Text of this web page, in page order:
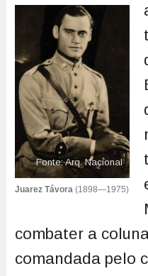
Fonte: Arq. Nacional
Juarez Távora (1898—1975)
combater a
comandada pelo